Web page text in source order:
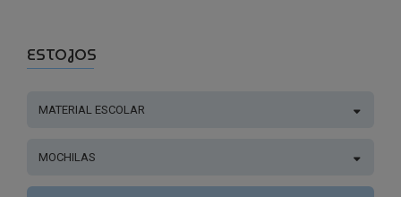
ESTOJOS
MATERIAL ESCOLAR
MOCHILAS